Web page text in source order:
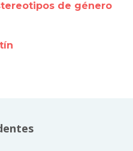
de género